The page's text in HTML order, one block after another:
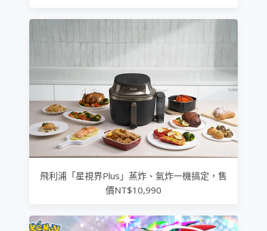
飛利浦「星視界Plus」蒸炸、氣炸一機搞定，售
價NT$10,990